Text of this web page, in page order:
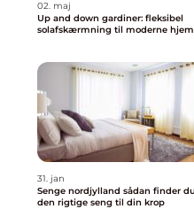
02. maj
Up and down gardiner: fleksibel
solafskærmning til moderne hjem
31. jan
Senge nordjylland sådan finder du
den rigtige seng til din krop